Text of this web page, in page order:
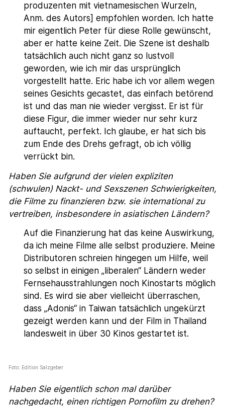
produzenten mit vietnamesischen Wurzeln,
Anm. des Autors] empfohlen worden. Ich hatte
mir eigentlich Peter für diese Rolle gewünscht,
aber er hatte keine Zeit. Die Szene ist deshalb
tatsächlich auch nicht ganz so lustvoll
geworden, wie ich mir das ursprünglich
vorgestellt hatte. Eric habe ich vor allem wegen
seines Gesichts gecastet, das einfach betörend
ist und das man nie wieder vergisst. Er ist für
diese Figur, die immer wieder nur sehr kurz
auftaucht, perfekt. Ich glaube, er hat sich bis
zum Ende des Drehs gefragt, ob ich völlig
verrückt bin.
Haben Sie aufgrund der vielen expliziten
(schwulen) Nackt- und Sexszenen Schwierigkeiten,
die Filme zu finanzieren bzw. sie international zu
vertreiben, insbesondere in asiatischen Ländern?
Auf die Finanzierung hat das keine Auswirkung,
da ich meine Filme alle selbst produziere. Meine
Distributoren schreien hingegen um Hilfe, weil
so selbst in einigen „liberalen“ Ländern weder
Fernsehausstrahlungen noch Kinostarts möglich
sind. Es wird sie aber vielleicht überraschen,
dass „Adonis“ in Taiwan tatsächlich ungekürzt
gezeigt werden kann und der Film in Thailand
landesweit in über 30 Kinos gestartet ist.
Foto: Edition Salzgeber
Haben Sie eigentlich schon mal darüber
nachgedacht, einen richtigen Pornofilm zu drehen?